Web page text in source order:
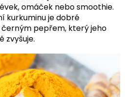
omáček nebo smoothie.
kurkuminu je dobré
pepřem, který jeho
zvyšuje.